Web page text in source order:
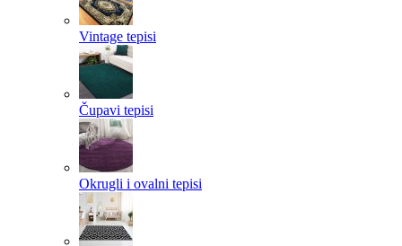
Vintage tepisi
Čupavi tepisi
Okrugli i ovalni tepisi